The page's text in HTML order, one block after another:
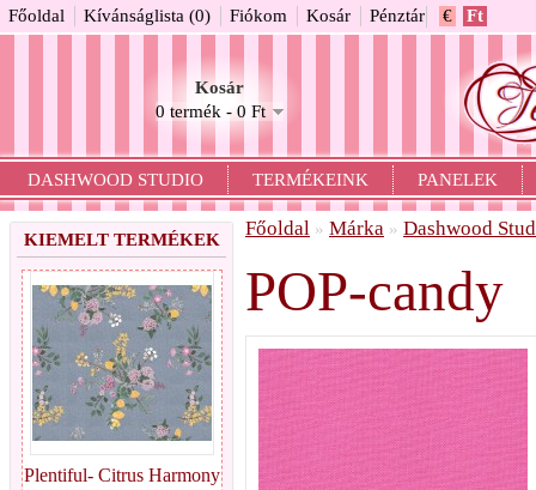
€ Ft
Kosár
0 termék - 0 Ft
Főoldal Kívánságlista (0) Fiókom Kosár Pénztár
DASHWOOD STUDIO TERMÉKEINK PANELEK
KIEMELT TERMÉKEK
Plentiful- Citrus Harmony
Főoldal » Márka » Dashwood
POP-candy